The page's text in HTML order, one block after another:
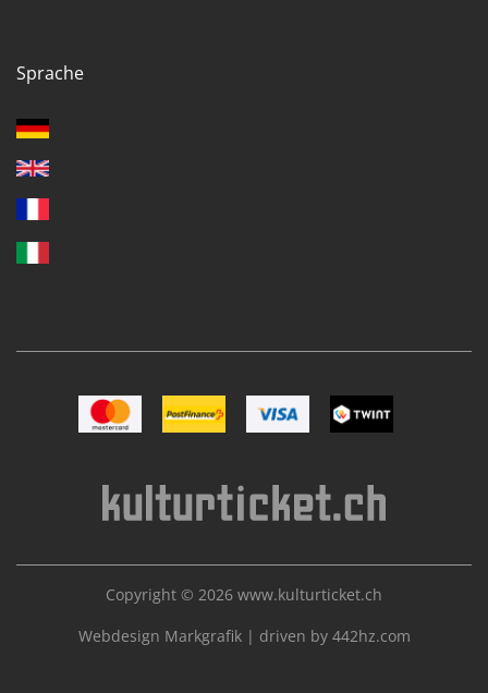
Sprache
Bild MastercardBild Postfinance
Bild VISA Bild TWINT
Copyright © 2026 www.kulturticket.ch
Webdesign Markgrafik | driven by 442hz.com